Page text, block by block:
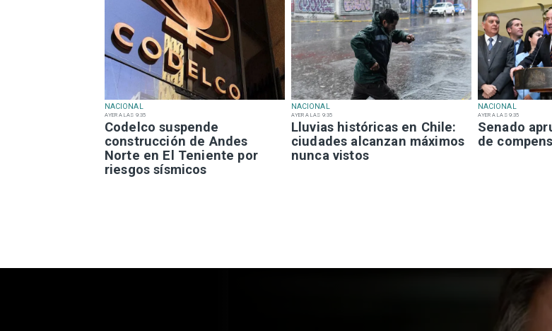
NACIONAL
AYER A LAS 9:35
Codelco suspende
construcción de Andes
Norte en El Teniente por
riesgos sísmicos
NACIONAL
AYER A LAS 9:35
Lluvias históricas en Chile:
ciudades alcanzan máximos
nunca vistos
NACIONAL
AYER A LAS 9:35
Senado
de